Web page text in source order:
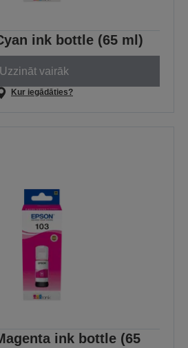
ink bottle (65 ml)
Uzzināt vairāk
Kur iegādāties?
ink bottle (65